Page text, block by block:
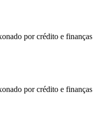
por crédito e finanças
por crédito e finanças